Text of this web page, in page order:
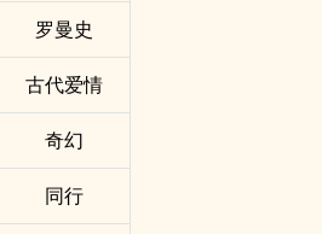
罗曼史
古代爱情
奇幻
同行